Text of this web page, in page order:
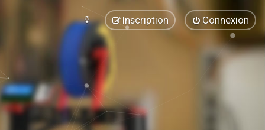
Connexion
Inscription